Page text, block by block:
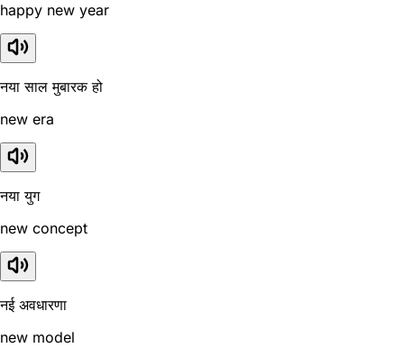
happy new year
नया साल मुबारक हो
new era
नया युग
new concept
नई अवधारणा
new model